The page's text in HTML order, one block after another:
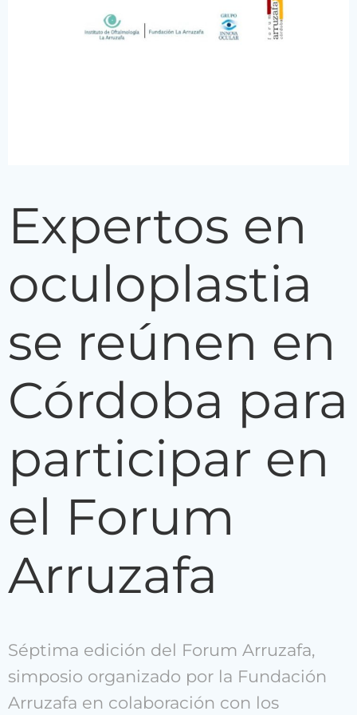
Expertos en
oculoplastia
se reúnen en
Córdoba para
participar en
el Forum
Arruzafa
Séptima edición del Forum Arruzafa,
simposio organizado por la Fundación
Arruzafa en colaboración con los